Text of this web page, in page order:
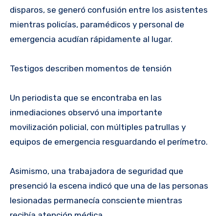
disparos, se generó confusión entre los asistentes
mientras policías, paramédicos y personal de
emergencia acudían rápidamente al lugar.
Testigos describen momentos de tensión
Un periodista que se encontraba en las
inmediaciones observó una importante
movilización policial, con múltiples patrullas y
equipos de emergencia resguardando el perímetro.
Asimismo, una trabajadora de seguridad que
presenció la escena indicó que una de las personas
lesionadas permanecía consciente mientras